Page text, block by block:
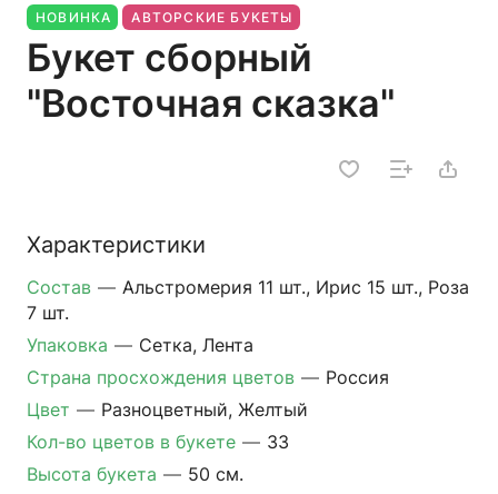
НОВИНКА АВТОРСКИЕ БУКЕТЫ
Букет сборный
"Восточная сказка"
Характеристики
Состав — Альстромерия 11 шт., Ирис 15 шт., Роза
7 шт.
Упаковка — Сетка, Лента
Страна просхождения цветов — Россия
Цвет — Разноцветный, Желтый
Кол-во цветов в букете — 33
Высота букета — 50 см.